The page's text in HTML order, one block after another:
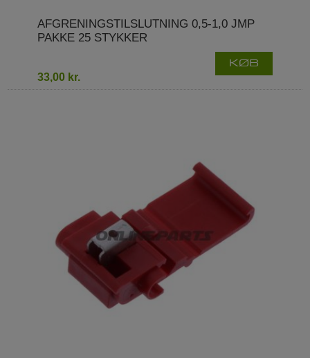
AFGRENINGSTILSLUTNING 0,5-1,0 JMP
PAKKE 25 STYKKER
33,00 kr.
KØB